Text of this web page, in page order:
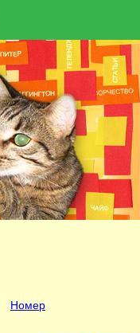
Номер